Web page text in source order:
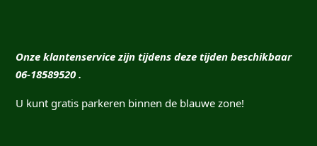
Onze klantenservice zijn tijdens deze tijden beschikbaar
06-18589520 .
U kunt gratis parkeren binnen de blauwe zone!